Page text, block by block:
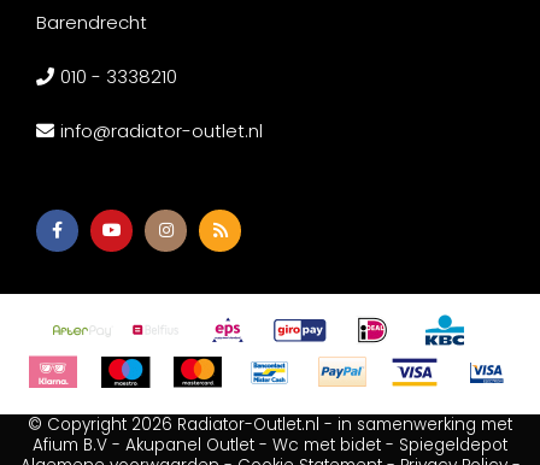
Barendrecht
010 - 3338210
info@radiator-outlet.nl
© Copyright 2026 Radiator-Outlet.nl - in samenwerking met
Afium B.V - Akupanel Outlet - Wc met bidet - Spiegeldepot